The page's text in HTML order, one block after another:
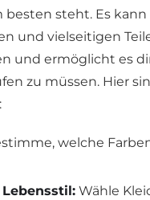
besten steht. Es
und vielseitigen
und ermöglicht es
zu müssen. Hier
welche
Wähle